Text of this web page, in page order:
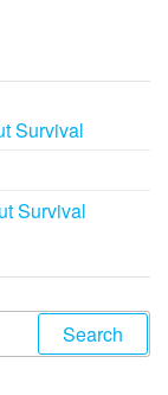
Survival
Survival